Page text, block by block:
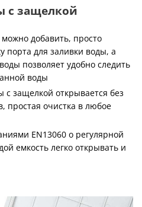
с защелкой
добавить, просто
для заливки воды, а
позволяет удобно следить
воды
защелкой открывается без
простая очистка в любое
EN13060 о регулярной
емкость легко открывать и